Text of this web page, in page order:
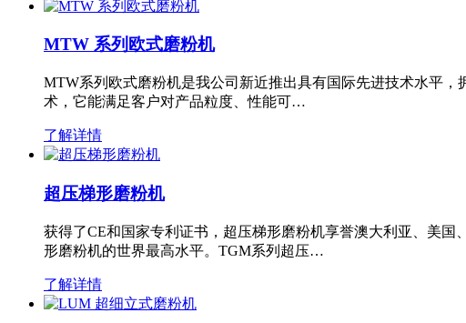
MTW 系列欧式磨粉机
MTW系列欧式磨粉机是我公司新近推出具有国际先进技术水平
术，它能满足客户对产品粒度、性能可…
了解详情
超压梯形磨粉机
获得了CE和国家专利证书，超压梯形磨粉机享誉澳大利亚、美
形磨粉机的世界最高水平。TGM系列超压…
了解详情